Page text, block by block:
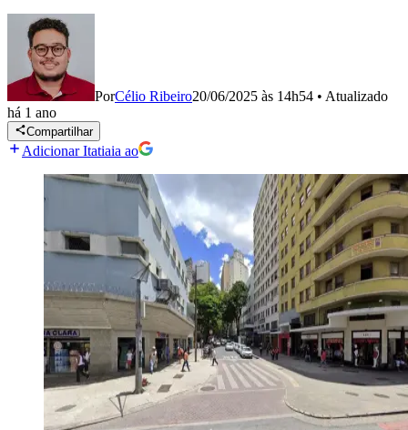
PorCélio Ribeiro20/06/2025 às 14h54 • Atualizado
há 1 ano
Compartilhar
Adicionar Itatiaia ao